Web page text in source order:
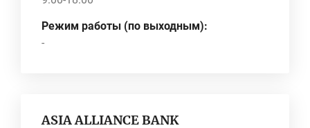
Режим работы (по выходным):
-
ASIA ALLIANCE BANK